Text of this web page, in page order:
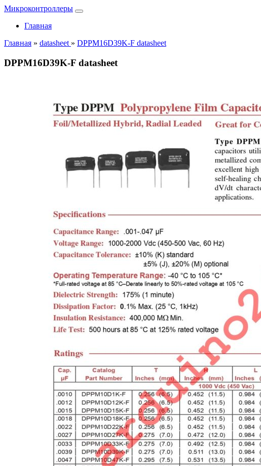
Микроконтроллеры
Главная
Главная » datasheet » DPPM16D39K-F datasheet
DPPM16D39K-F datasheet